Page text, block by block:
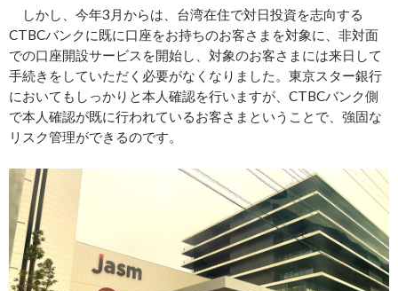
しかし、今年3月からは、台湾在住で対日投資を志向する
CTBCバンクに既に口座をお持ちのお客さまを対象に、非対面
での口座開設サービスを開始し、対象のお客さまには来日して
手続きをしていただく必要がなくなりました。東京スター銀行
においてもしっかりと本人確認を行いますが、CTBCバンク側
で本人確認が既に行われているお客さまということで、強固な
リスク管理ができるのです。